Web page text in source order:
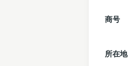
商号
所在地